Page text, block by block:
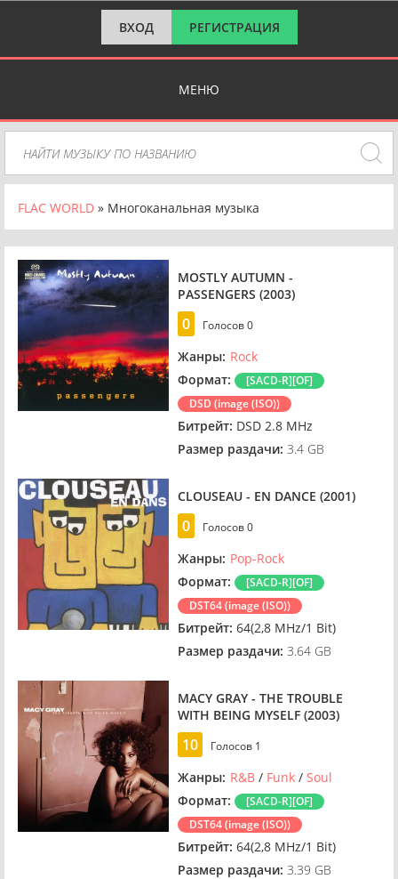
ВХОД РЕГИСТРАЦИЯ
МЕНЮ
FLAC WORLD » Многоканальная музыка
MOSTLY AUTUMN -
PASSENGERS (2003)
0 Голосов0
Жанры: Rock
Формат:
[SACD-R][OF]
DSD (image (ISO))
Битрейт: DSD 2.8 MHz
Размер раздачи: 3.4 GB
CLOUSEAU - EN DANCE (2001)
0 Голосов0
Жанры: Pop-Rock
Формат:
[SACD-R][OF]
DST64 (image (ISO))
Битрейт: 64(2,8 MHz/1 Bit)
Размер раздачи: 3.64 GB
MACY GRAY - THE TROUBLE
WITH BEING MYSELF (2003)
10 Голосов 1
Жанры: R&B / Funk / Soul
Формат:
[SACD-R][OF]
DST64 (image (ISO))
Битрейт: 64(2,8 MHz/1 Bit)
Размер раздачи: 3.39 GB